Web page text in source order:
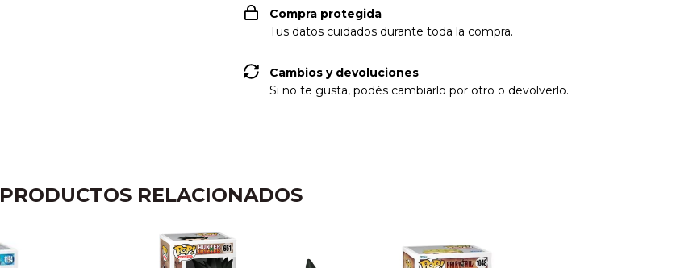
Compra protegida
Tus datos cuidados durante toda la compra.
Cambios y devoluciones
Si no te gusta, podés cambiarlo por otro o devolverlo.
PRODUCTOS RELACIONADOS